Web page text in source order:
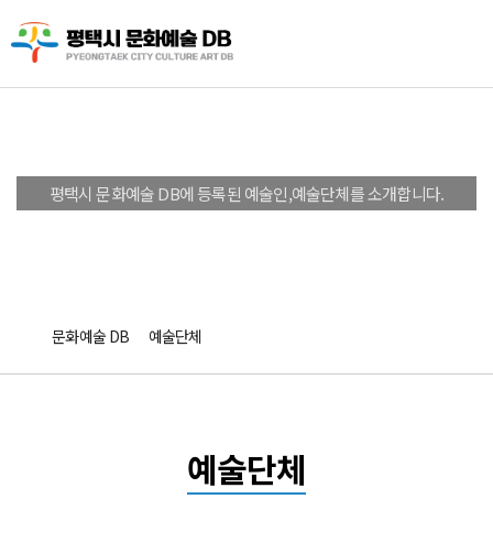
평택시 문화예술 DB에 등록된 예술인,예술단체를 소개합니다.
문화예술 DB 예술단체
예술단체